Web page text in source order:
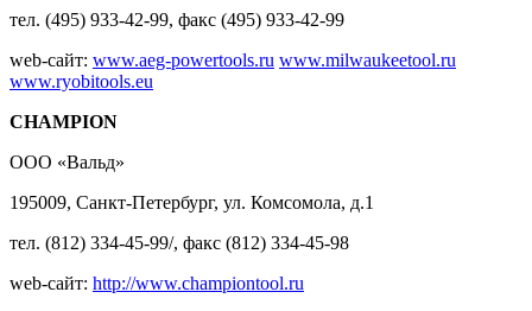
тел. (495) 933-42-99, факс (495) 933-42-99
web-сайт: www.aeg-powertools.ru www.milwaukeetool.ru
www.ryobitools.eu
СHAMPION
ООО «Вальд»
195009, Санкт-Петербург, ул. Комсомола, д.1
тел. (812) 334-45-99/, факс (812) 334-45-98
web-сайт: http://www.championtool.ru